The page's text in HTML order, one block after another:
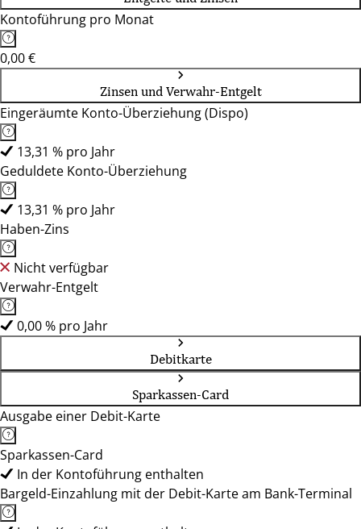
Kontoführung pro Monat
0,00 €
Zinsen und Verwahr-Entgelt
Eingeräumte Konto-Überziehung (Dispo)
13,31 % pro Jahr
Geduldete Konto-Überziehung
13,31 % pro Jahr
Haben-Zins
Nicht verfügbar
Verwahr-Entgelt
0,00 % pro Jahr
Debitkarte
Sparkassen-Card
Ausgabe einer Debit-Karte
Sparkassen-Card
In der Kontoführung enthalten
Bargeld-Einzahlung mit der Debit-Karte am Bank-Terminal